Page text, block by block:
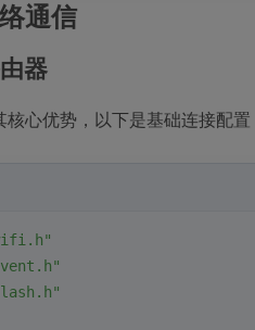
通信
器
心优势，以下是基础连接配置